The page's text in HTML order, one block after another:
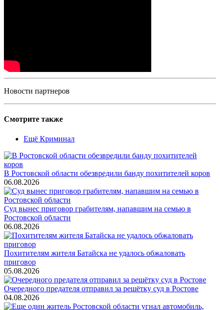
Новости партнеров
Смотрите также
Ещё Криминал
В Ростовской области обезвредили банду похитителей коров
06.08.2026
Суд вынес приговор грабителям, напавшим на семью в
Ростовской области
06.08.2026
Похитителям жителя Батайска не удалось обжаловать
приговор
05.08.2026
Очередного предателя отправил за решётку суд в Ростове
04.08.2026